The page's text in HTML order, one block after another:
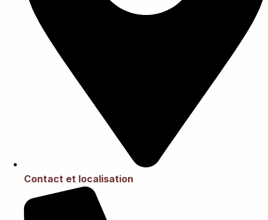
Contact et localisation